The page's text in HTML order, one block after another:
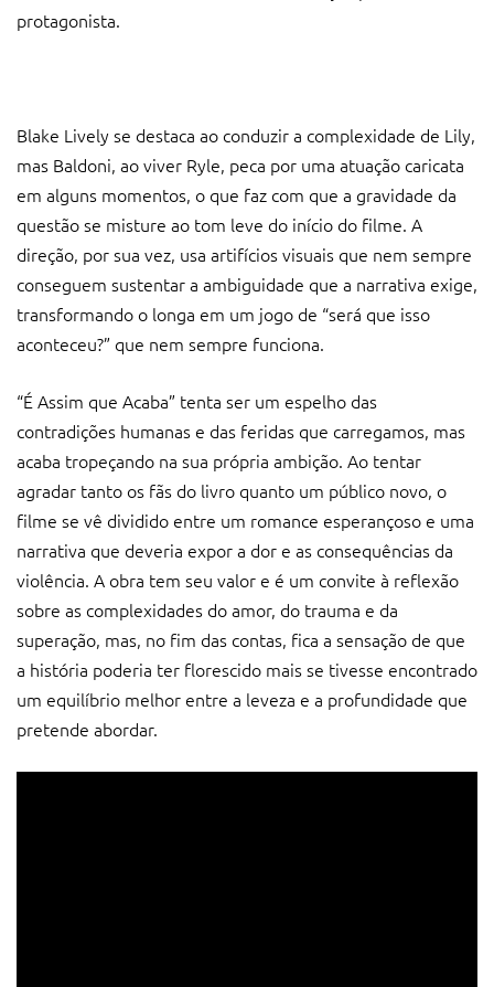
protagonista.
Blake Lively se destaca ao conduzir a complexidade de Lily,
mas Baldoni, ao viver Ryle, peca por uma atuação caricata
em alguns momentos, o que faz com que a gravidade da
questão se misture ao tom leve do início do filme. A
direção, por sua vez, usa artifícios visuais que nem sempre
conseguem sustentar a ambiguidade que a narrativa exige,
transformando o longa em um jogo de “será que isso
aconteceu?” que nem sempre funciona.
“É Assim que Acaba” tenta ser um espelho das
contradições humanas e das feridas que carregamos, mas
acaba tropeçando na sua própria ambição. Ao tentar
agradar tanto os fãs do livro quanto um público novo, o
filme se vê dividido entre um romance esperançoso e uma
narrativa que deveria expor a dor e as consequências da
violência. A obra tem seu valor e é um convite à reflexão
sobre as complexidades do amor, do trauma e da
superação, mas, no fim das contas, fica a sensação de que
a história poderia ter florescido mais se tivesse encontrado
um equilíbrio melhor entre a leveza e a profundidade que
pretende abordar.